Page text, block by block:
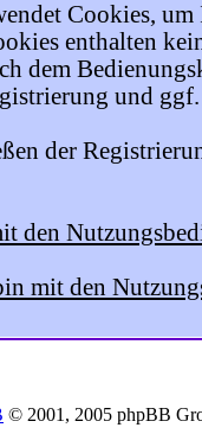
Cookies,
enthalten
dem
und ggf.
der
den
mit den
© 2001, 2005 phpBB